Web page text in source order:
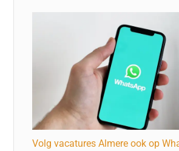
Volg vacatures Almere ook op